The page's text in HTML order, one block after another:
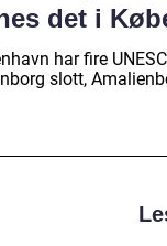
det i
har fire
slott,